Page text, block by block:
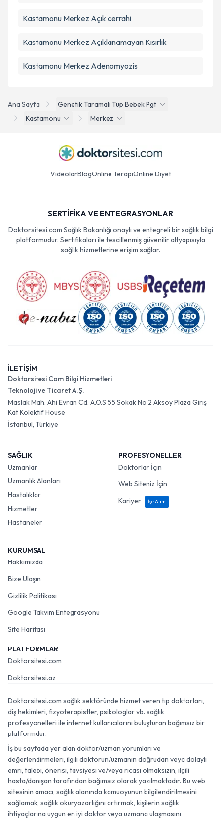
Ana Sayfa
Genetik Taramali Tup Bebek Pgt
Kastamonu
Merkez
Kastamonu Merkez Açık cerrahi
Kastamonu Merkez Açıklanamayan Kısırlık
Kastamonu Merkez Adenomyozis
VideolarBlogOnline TerapiOnline Diyet
SERTİFİKA VE ENTEGRASYONLAR
Doktorsitesi.com Sağlık Bakanlığı onaylı ve entegreli bir sağlık bilgi
platformudur. Sertifikaları ile tescillenmiş güvenilir altyapısıyla
sağlık hizmetlerine erişim sağlar.
İLETİŞİM
Doktorsitesi Com Bilgi Hizmetleri
Teknoloji ve Ticaret A.Ş.
Maslak Mah. Ahi Evran Cd. A.O.S 55 Sokak No:2 Aksoy Plaza Giriş
Kat Kolektif House
İstanbul, Türkiye
SAĞLIK
Uzmanlar
Uzmanlık Alanları
Hastalıklar
Hizmetler
Hastaneler
PROFESYONELLER
Doktorlar İçin
Web Siteniz İçin
Kariyer
İşe Alım
KURUMSAL
Hakkımızda
Bize Ulaşın
Gizlilik Politikası
Google Takvim Entegrasyonu
Site Haritası
PLATFORMLAR
Doktorsitesi.com
Doktorsitesi.az
Doktorsitesi.com sağlık sektöründe hizmet veren tıp doktorları,
diş hekimleri, fizyoterapistler, psikologlar vb. sağlık
profesyonelleri ile internet kullanıcılarını buluşturan bağımsız bir
platformdur.
İş bu sayfada yer alan doktor/uzman yorumları ve
değerlendirmeleri, ilgili doktorun/uzmanın doğrudan veya dolaylı
emri, talebi, önerisi, tavsiyesi ve/veya ricası olmaksızın, ilgili
hasta/danışan tarafından bağımsız olarak yazılmaktadır. Bu web
sitesinin amacı, sağlık alanında kamuoyunun bilgilendirilmesini
sağlamak, sağlık okuryazarlığını artırmak, kişilerin sağlık
ihtiyaçlarına uygun en iyi doktor veya uzmana ulaşmasını